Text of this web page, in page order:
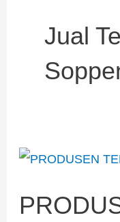
Jual
PRODUSEN
PLASTIK